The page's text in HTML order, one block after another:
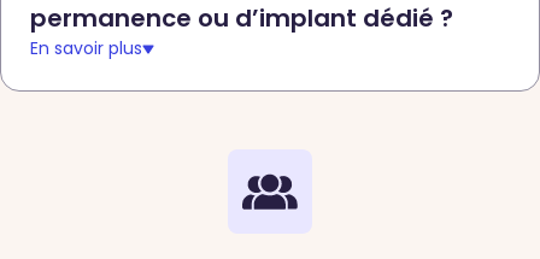
permanence ou d’implant dédié ?
En savoir plus